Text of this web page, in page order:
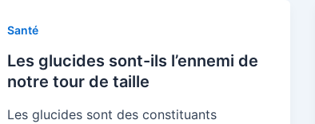
Santé
Les glucides sont-ils l’ennemi de
notre tour de taille
Les glucides sont des constituants